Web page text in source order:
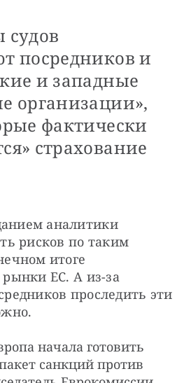
судов
посредников и
и западные
организации»,
фактически
страхование
аналитики
рисков по таким
итоге
ЕС. А из-за
проследить эти
начала готовить
санкций против